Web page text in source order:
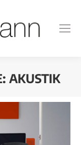
AKUSTIK